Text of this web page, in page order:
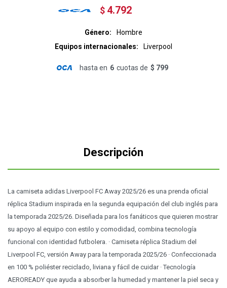
$ 4.792
Género
Hombre
Equipos internacionales
Liverpool
hasta en 6 cuotas de $ 799
Descripción
La camiseta adidas Liverpool FC Away 2025/26 es una prenda oficial
réplica Stadium inspirada en la segunda equipación del club inglés para
la temporada 2025/26. Diseñada para los fanáticos que quieren mostrar
su apoyo al equipo con estilo y comodidad, combina tecnología
funcional con identidad futbolera. · Camiseta réplica Stadium del
Liverpool FC, versión Away para la temporada 2025/26 · Confeccionada
en 100 % poliéster reciclado, liviana y fácil de cuidar · Tecnología
AEROREADY que ayuda a absorber la humedad y mantener la piel seca y